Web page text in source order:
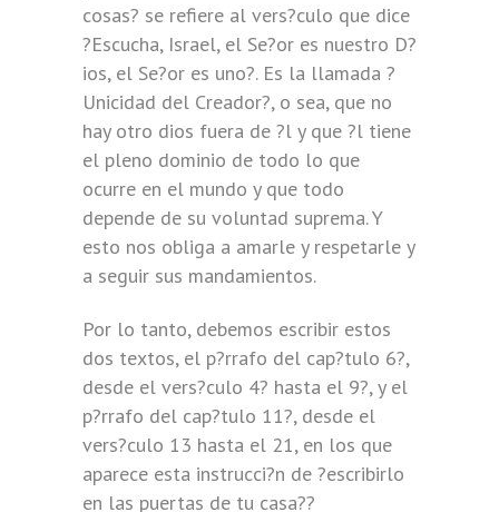
cosas? se refiere al vers?culo que dice
?Escucha, Israel, el Se?or es nuestro D?
ios, el Se?or es uno?. Es la llamada ?
Unicidad del Creador?, o sea, que no
hay otro dios fuera de ?l y que ?l tiene
el pleno dominio de todo lo que
ocurre en el mundo y que todo
depende de su voluntad suprema. Y
esto nos obliga a amarle y respetarle y
a seguir sus mandamientos.
Por lo tanto, debemos escribir estos
dos textos, el p?rrafo del cap?tulo 6?,
desde el vers?culo 4? hasta el 9?, y el
p?rrafo del cap?tulo 11?, desde el
vers?culo 13 hasta el 21, en los que
aparece esta instrucci?n de ?escribirlo
en las puertas de tu casa??